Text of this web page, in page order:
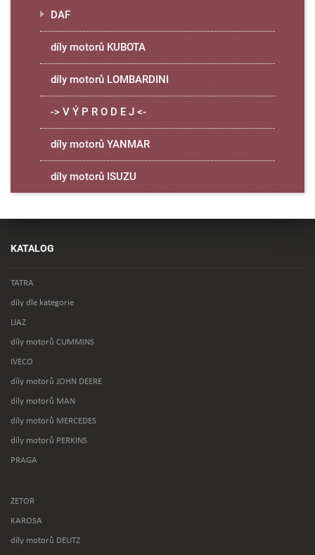
DAF
díly motorů KUBOTA
díly motorů LOMBARDINI
-> V Ý P R O D E J <-
díly motorů YANMAR
díly motorů ISUZU
KATALOG
TATRA
díly dle kategorie
LIAZ
díly motorů CUMMINS
IVECO
díly motorů JOHN DEERE
díly motorů MAN
díly motorů MERCEDES
díly motorů PERKINS
PRAGA
ZETOR
KAROSA
díly motorů DEUTZ